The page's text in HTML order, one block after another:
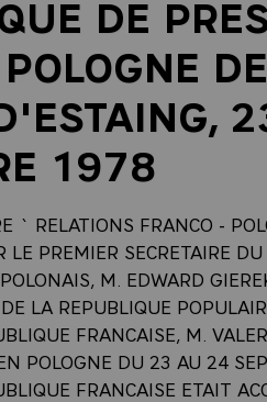
DE
1978
` RELATIONS FRANCO -
PREMIER SECRETAIRE
M. EDWARD
LA REPUBLIQUE
FRANCAISE, M.
POLOGNE DU 23 AU 24
FRANCAISE ETAIT